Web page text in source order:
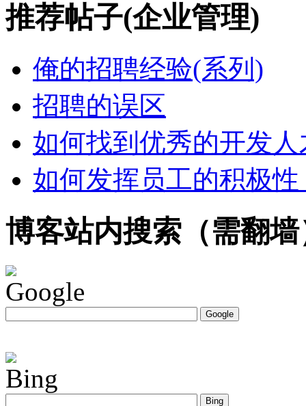
推荐帖子(企业管理)
俺的招聘经验(系列)
招聘的误区
如何找到优秀的开发人
如何发挥员工的积极性
博客站内搜索（需翻墙